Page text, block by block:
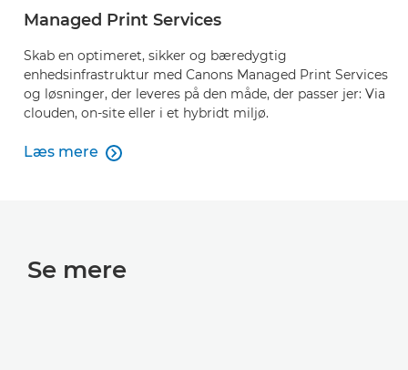
Managed Print Services
Skab en optimeret, sikker og bæredygtig
enhedsinfrastruktur med Canons Managed Print Services
og løsninger, der leveres på den måde, der passer jer: Via
clouden, on-site eller i et hybridt miljø.
Læs mere
Læs mere

Se mere